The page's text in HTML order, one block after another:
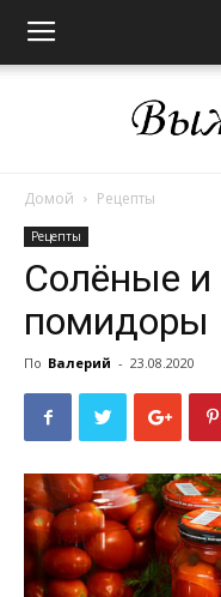
Домой Рецепты
Рецепты
Солёные
помидоры
По Валерий - 23.08.2020